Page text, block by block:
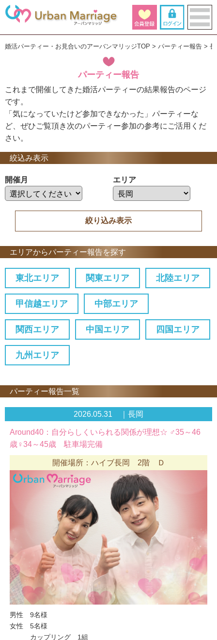
婚活パーティー・お見合いのアーバンマリッジTOP パーティー報告
パーティー報告
これまで開催してきた婚活パーティーの結果報告のページ
です。
「気になっていたけど参加できなかった」パーティーな
ど、ぜひご覧頂き次のパーティー参加の参考にご活用くだ
さい。
絞込み表示
開催月 エリア
エリアからパーティー報告を探す
東北エリア 関東エリア 北陸エリア
甲信越エリア 中部エリア
関西エリア 中国エリア 四国エリア
九州エリア
パーティー報告一覧
2026.05.31 ｜長岡
Around40：自分らしくいられる関係が理想☆ ♂35～46
歳♀34～45歳 駐車場完備
開催場所：ハイブ長岡 2階 Ｄ
男性 9名様
女性 5名様
カップリング 1組